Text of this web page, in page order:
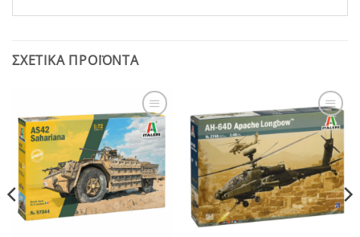
ΣΧΕΤΙΚΆ ΠΡΟΪΌΝΤΑ
Add to
Wishlist
Add to
Wishlist